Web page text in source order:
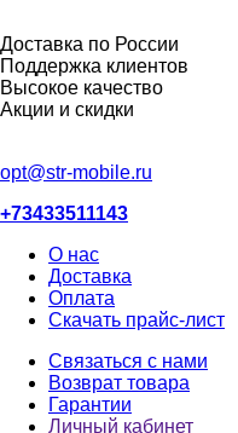
Доставка по России
Поддержка клиентов
Высокое качество
Акции и скидки
opt@str-mobile.ru
+73433511143
О нас
Доставка
Оплата
Скачать прайс-лист
Связаться с нами
Возврат товара
Гарантии
Личный кабинет